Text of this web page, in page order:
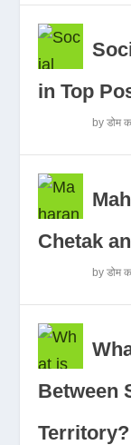
in Top
byडोम
Chetak
byडोम
Between
Territory?